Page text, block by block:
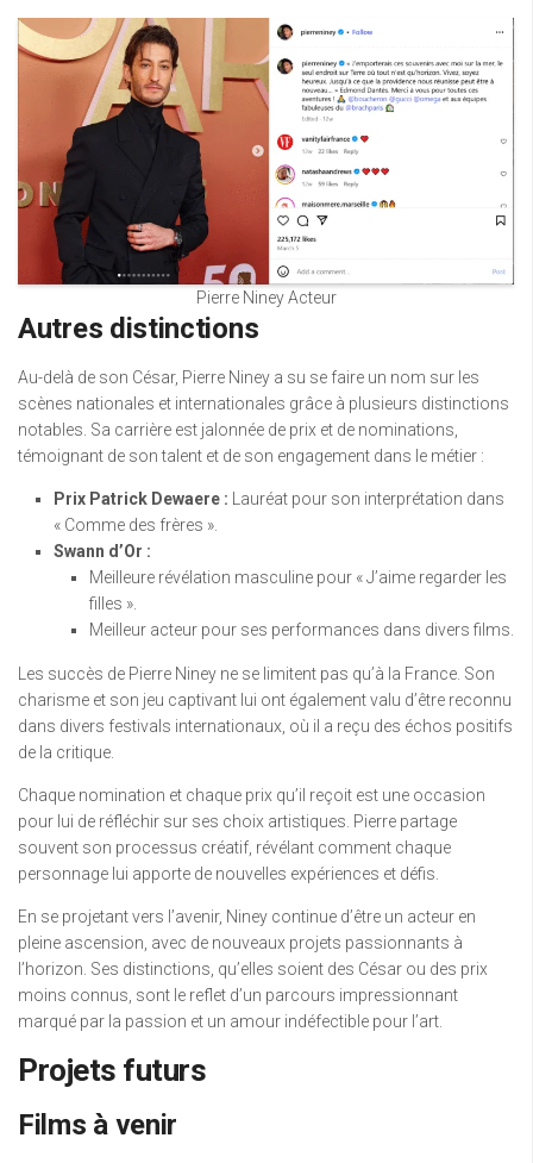
Pierre Niney Acteur
Autres distinctions
Au-delà de son César, Pierre Niney a su se faire un nom sur les
scènes nationales et internationales grâce à plusieurs distinctions
notables. Sa carrière est jalonnée de prix et de nominations,
témoignant de son talent et de son engagement dans le métier :
Prix Patrick Dewaere : Lauréat pour son interprétation dans
« Comme des frères ».
Swann d’Or :
Meilleure révélation masculine pour « J’aime regarder les
filles ».
Meilleur acteur pour ses performances dans divers films.
Les succès de Pierre Niney ne se limitent pas qu’à la France. Son
charisme et son jeu captivant lui ont également valu d’être reconnu
dans divers festivals internationaux, où il a reçu des échos positifs
de la critique.
Chaque nomination et chaque prix qu’il reçoit est une occasion
pour lui de réfléchir sur ses choix artistiques. Pierre partage
souvent son processus créatif, révélant comment chaque
personnage lui apporte de nouvelles expériences et défis.
En se projetant vers l’avenir, Niney continue d’être un acteur en
pleine ascension, avec de nouveaux projets passionnants à
l’horizon. Ses distinctions, qu’elles soient des César ou des prix
moins connus, sont le reflet d’un parcours impressionnant
marqué par la passion et un amour indéfectible pour l’art.
Projets futurs
Films à venir